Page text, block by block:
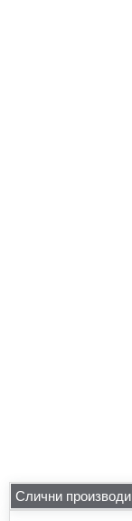
Слични производи